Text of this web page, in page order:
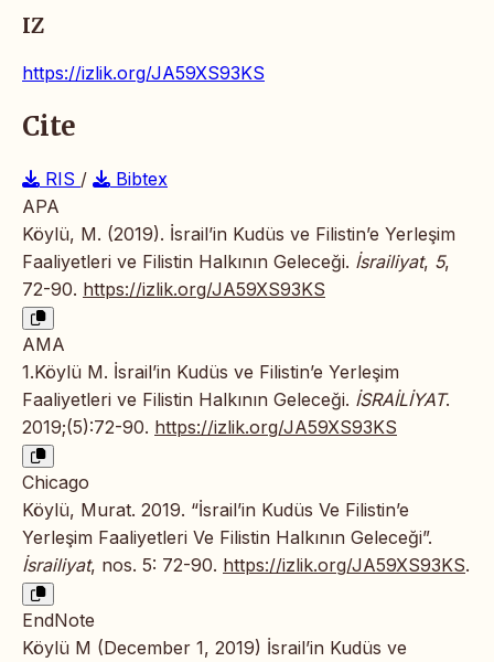
IZ
https://izlik.org/JA59XS93KS
Cite
RIS /
Bibtex
APA
Köylü, M. (2019). İsrail’in Kudüs ve Filistin’e Yerleşim
Faaliyetleri ve Filistin Halkının Geleceği. İsrailiyat, 5,
72-90. https://izlik.org/JA59XS93KS
AMA
1.Köylü M. İsrail’in Kudüs ve Filistin’e Yerleşim
Faaliyetleri ve Filistin Halkının Geleceği. İSRAİLİYAT.
2019;(5):72-90. https://izlik.org/JA59XS93KS
Chicago
Köylü, Murat. 2019. “İsrail’in Kudüs Ve Filistin’e
Yerleşim Faaliyetleri Ve Filistin Halkının Geleceği”.
İsrailiyat, nos. 5: 72-90. https://izlik.org/JA59XS93KS.
EndNote
Köylü M (December 1, 2019) İsrail’in Kudüs ve